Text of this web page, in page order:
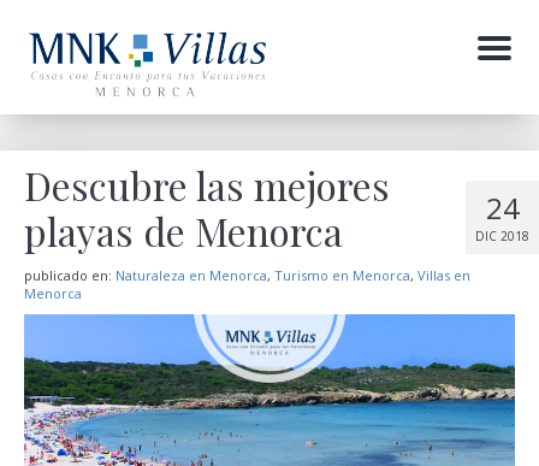
Menu
24
DIC 2018
Descubre las mejores
playas de Menorca
publicado en: Naturaleza en Menorca, Turismo en Menorca, Villas en
Menorca